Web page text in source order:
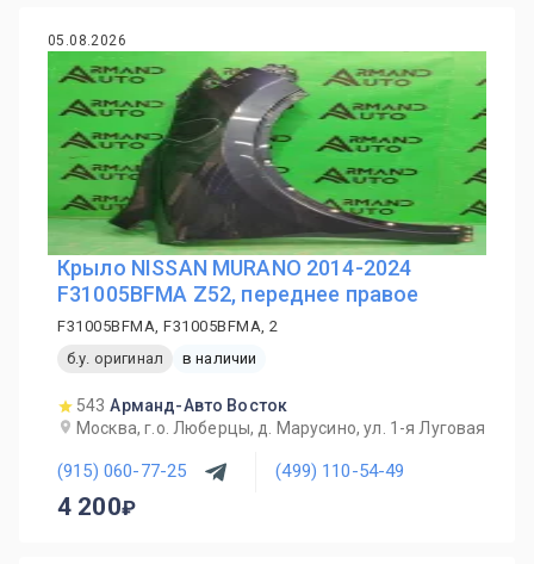
05.08.2026
Крыло NISSAN MURANO 2014-2024
F31005BFMA Z52, переднее правое
F31005BFMA, F31005BFMA, 2
б.у. оригинал
в наличии
543 Арманд-Авто Восток
Москва, г.о. Люберцы, д. Марусино, ул. 1-я Луговая
(915) 060-77-25 (499) 110-54-49
4 200